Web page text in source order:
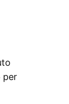
per